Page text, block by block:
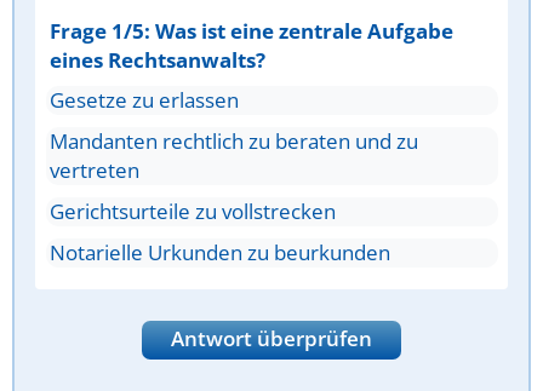
Frage 1/5: Was ist eine zentrale Aufgabe
eines Rechtsanwalts?
Gesetze zu erlassen
Mandanten rechtlich zu beraten und zu
vertreten
Gerichtsurteile zu vollstrecken
Notarielle Urkunden zu beurkunden
Antwort überprüfen